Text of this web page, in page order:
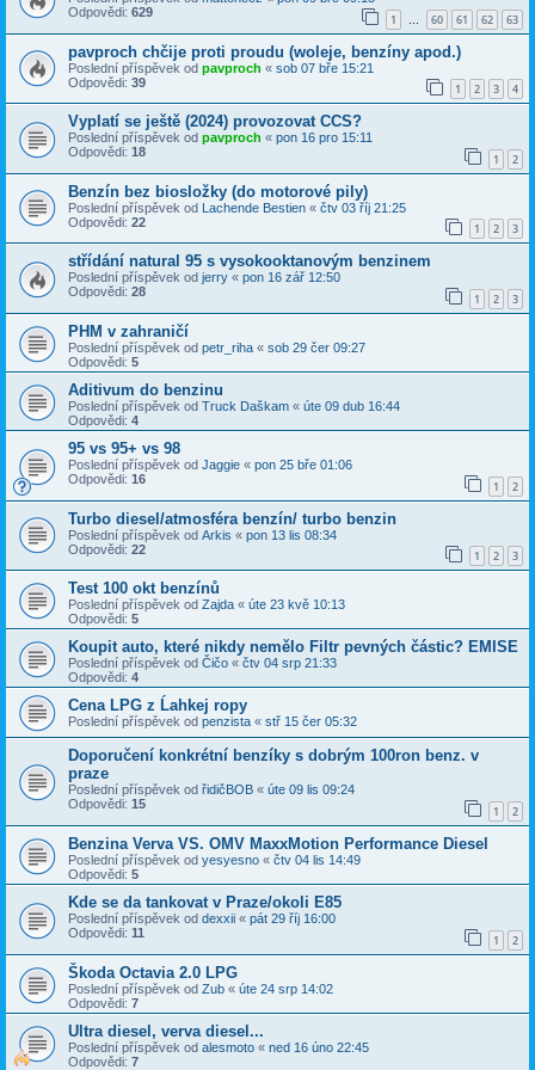
Odpovědi: 629 1 … 60 61 62 63
pavproch chčije proti proudu (woleje, benzíny apod.)
Poslední příspěvek od pavproch « sob 07 bře 15:21
Odpovědi: 39 1 2 3 4
Vyplatí se ještě (2024) provozovat CCS?
Poslední příspěvek od pavproch « pon 16 pro 15:11
Odpovědi: 18 1 2
Benzín bez biosložky (do motorové pily)
Poslední příspěvek od Lachende Bestien « čtv 03 říj 21:25
Odpovědi: 22 1 2 3
střídání natural 95 s vysokooktanovým benzinem
Poslední příspěvek od jerry « pon 16 zář 12:50
Odpovědi: 28 1 2 3
PHM v zahraničí
Poslední příspěvek od petr_riha « sob 29 čer 09:27
Odpovědi: 5
Aditivum do benzinu
Poslední příspěvek od Truck Daškam « úte 09 dub 16:44
Odpovědi: 4
95 vs 95+ vs 98
Poslední příspěvek od Jaggie « pon 25 bře 01:06
Odpovědi: 16 1 2
Turbo diesel/atmosféra benzín/ turbo benzin
Poslední příspěvek od Arkis « pon 13 lis 08:34
Odpovědi: 22 1 2 3
Test 100 okt benzínů
Poslední příspěvek od Zajda « úte 23 kvě 10:13
Odpovědi: 5
Koupit auto, které nikdy nemělo Filtr pevných částic? EMISE
Poslední příspěvek od Čičo « čtv 04 srp 21:33
Odpovědi: 4
Cena LPG z Ĺahkej ropy
Poslední příspěvek od penzista « stř 15 čer 05:32
Doporučení konkrétní benzíky s dobrým 100ron benz. v
praze
Poslední příspěvek od řidičBOB « úte 09 lis 09:24
Odpovědi: 15 1 2
Benzina Verva VS. OMV MaxxMotion Performance Diesel
Poslední příspěvek od yesyesno « čtv 04 lis 14:49
Odpovědi: 5
Kde se da tankovat v Praze/okoli E85
Poslední příspěvek od dexxii « pát 29 říj 16:00
Odpovědi: 11 1 2
Škoda Octavia 2.0 LPG
Poslední příspěvek od Zub « úte 24 srp 14:02
Odpovědi: 7
Ultra diesel, verva diesel...
Poslední příspěvek od alesmoto « ned 16 úno 22:45
Odpovědi: 7